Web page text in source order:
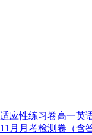
应性练习卷高一英
月月考检测卷（含